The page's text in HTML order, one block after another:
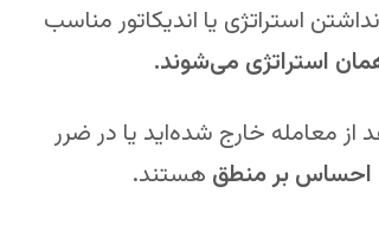
استراتژی یا اندیکاتور مناسب
استراتژی می‌شوند.
از معامله خارج شده‌اید یا در ضرر
احساس بر منطق هستند.